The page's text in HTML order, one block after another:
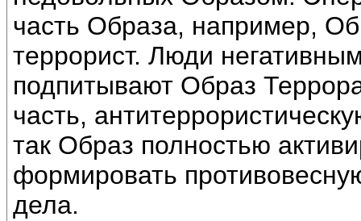
часть Образа, например,
террорист. Люди
подпитывают Образ
часть,
так Образ полностью
формировать
дела.